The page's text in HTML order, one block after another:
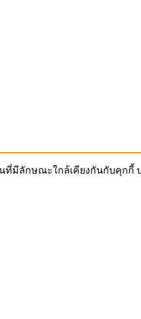
นที่มีลักษณะใกล้เคียงกันกับคุ